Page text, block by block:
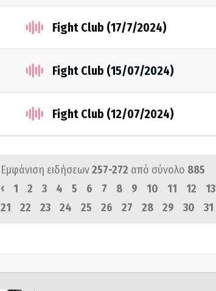
Fight Club (17/7/2024)
Fight Club (15/07/2024)
Fight Club (12/07/2024)
Εμφάνιση ειδήσεων257-272 από σύνολο 885
‹
1 2 3 4 5 6 7 8 9 10 11 12 13
21
22 23 24 25 26 27 28 29 30 31